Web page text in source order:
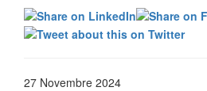
27 Novembre 2024